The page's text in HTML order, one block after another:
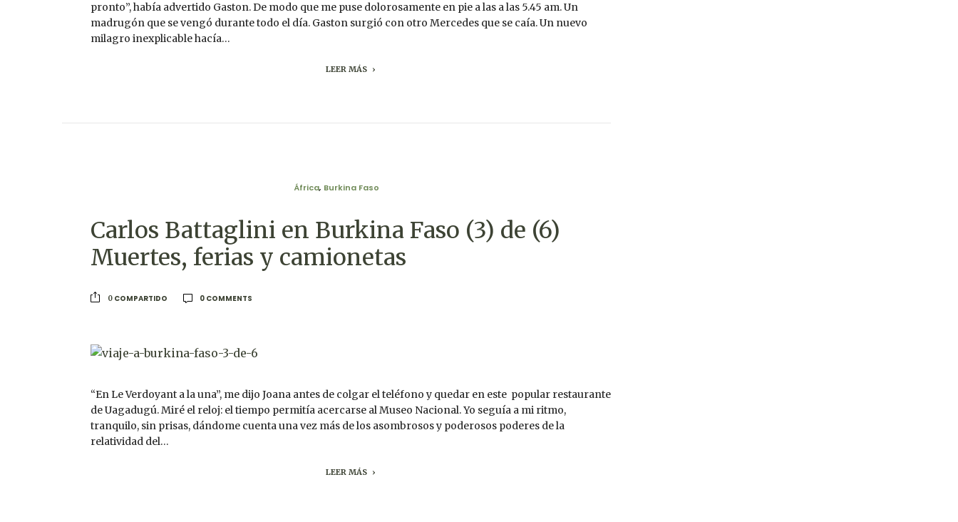
pronto”, había advertido Gaston. De modo que me puse dolorosamente en pie a las a las 5.45 am. Un
madrugón que se vengó durante todo el día. Gaston surgió con otro Mercedes que se caía. Un nuevo
milagro inexplicable hacía…
LEER MÁS
África, Burkina Faso
Carlos Battaglini en Burkina Faso (3) de (6)
Muertes, ferias y camionetas
0 COMPARTIDO 0 COMMENTS
“En Le Verdoyant a la una”, me dijo Joana antes de colgar el teléfono y quedar en este popular restaurante
de Uagadugú. Miré el reloj: el tiempo permitía acercarse al Museo Nacional. Yo seguía a mi ritmo,
tranquilo, sin prisas, dándome cuenta una vez más de los asombrosos y poderosos poderes de la
relatividad del…
LEER MÁS